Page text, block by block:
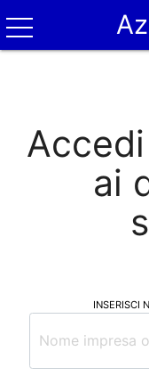
Accedi
ai
INSERISCI